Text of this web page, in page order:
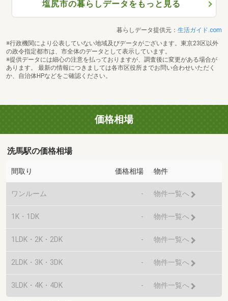
塩尻市の暮らしデータをもっと見る
暮らしデータ提供元： 生活ガイド.com
※行政機関により公表していない地域及びデータがございます。東京23区以外
の政令指定都市は、市全体のデータとして表示しています。
※提供データには細心の注意を払っておりますが、調査後に変更がある場合が
あります。 最新の情報につきましては各市区役所までお問い合わせいただく
か、自治体HPなどをご確認ください。
価格相場
洗馬駅の価格相場
間取り 価格相場 物件
ワンルーム - 物件一覧へ
1K・1DK - 物件一覧へ
1LDK・2K・2DK - 物件一覧へ
2LDK・3K・3DK - 物件一覧へ
3LDK・4K・4DK - 物件一覧へ